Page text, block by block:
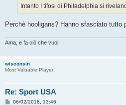
Intanto I tifosi di Philadelphia si
Perchè hooligans? Hanno sfasciato tutto
Ama, e fa ciò che vuoi
wisconsin
Most Valuable Player
Re: Sport USA
M06/02/2018, 13:46